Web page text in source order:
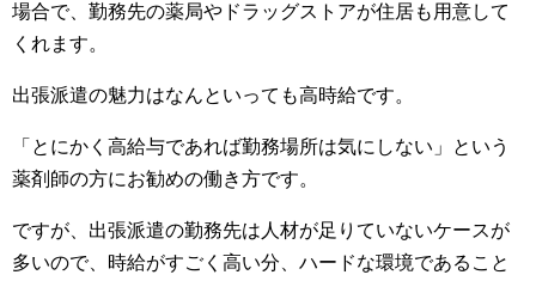
場合で、勤務先の薬局やドラッグストアが住居も用意して
くれます。
出張派遣の魅力はなんといっても高時給です。
「とにかく高給与であれば勤務場所は気にしない」という
薬剤師の方にお勧めの働き方です。
ですが、出張派遣の勤務先は人材が足りていないケースが
多いので、時給がすごく高い分、ハードな環境であること